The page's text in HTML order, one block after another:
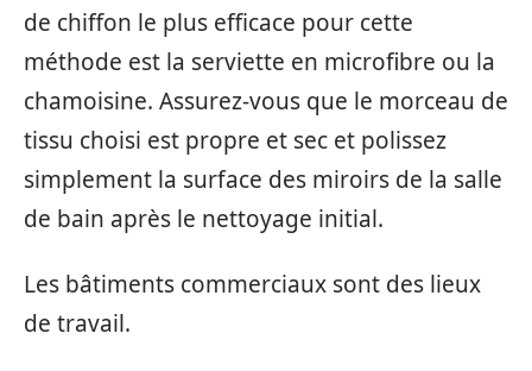
de chiffon le plus efficace pour cette
méthode est la serviette en microfibre ou la
chamoisine. Assurez-vous que le morceau de
tissu choisi est propre et sec et polissez
simplement la surface des miroirs de la salle
de bain après le nettoyage initial.
Les bâtiments commerciaux sont des lieux
de travail.